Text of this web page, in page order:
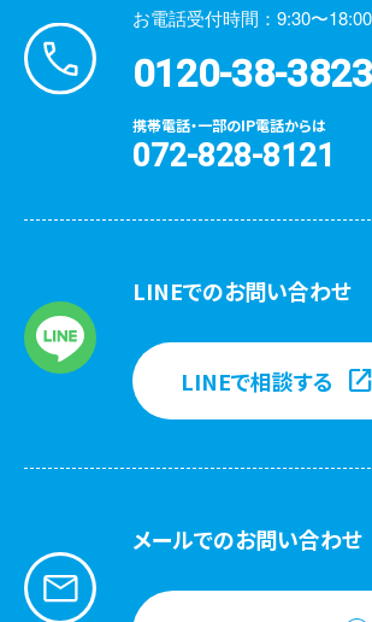
お電話受付時間：9:30〜18:00
0120-38-3823
携帯電話・一部のIP電話からは
072-828-8121
LINEでのお問い合わせ
LINEで相談する
メールでのお問い合わせ